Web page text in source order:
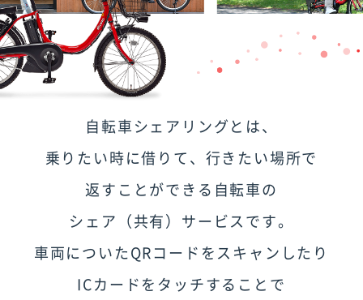
自転車シェアリングとは、
乗りたい時に借りて、行きたい場所で
返すことができる自転車の
シェア（共有）サービスです。
車両についたQRコードをスキャンしたり
ICカードをタッチすることで